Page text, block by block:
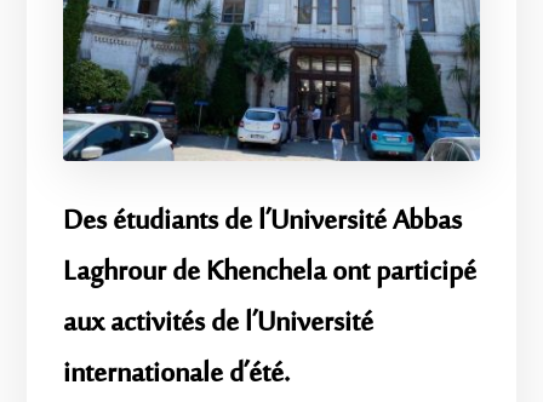
Des étudiants de l’Université Abbas
Laghrour de Khenchela ont participé
aux activités de l’Université
internationale d’été.